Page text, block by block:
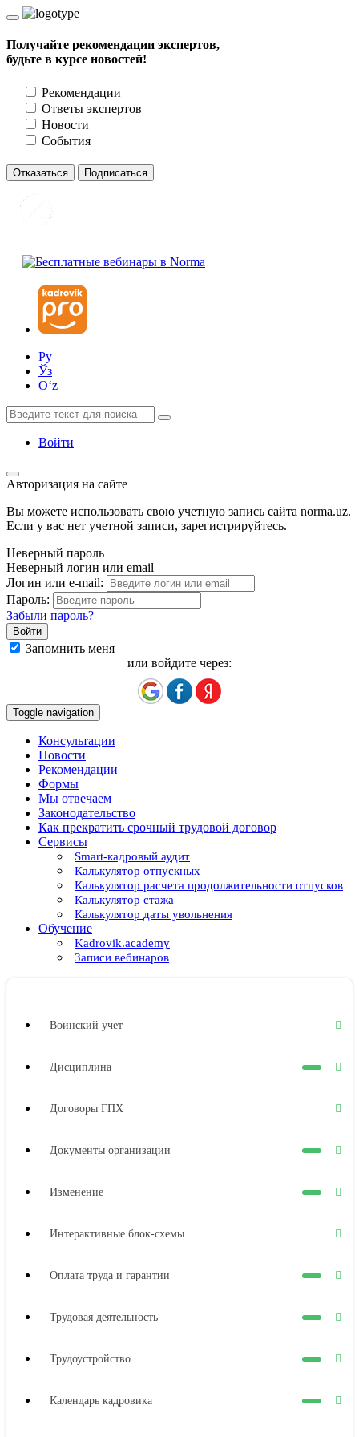
Получайте рекомендации экспертов,
будьте в курсе новостей!
Рекомендации
Ответы экспертов
Новости
События
Отказаться Подписаться
Ру
Ўз
Oʻz
Войти
Авторизация на сайте
Вы можете использовать свою учетную запись сайта norma.uz.
Если у вас нет учетной записи, зарегистрируйтесь.
Неверный пароль
Неверный логин или email
Логин или e-mail:
Пароль:
Забыли пароль?
Запомнить меня
или войдите через:
Toggle navigation
Консультации
Новости
Рекомендации
Формы
Мы отвечаем
Законодательство
Как прекратить срочный трудовой договор
Сервисы
Smart-кадровый аудит
Калькулятор отпускных
Калькулятор расчета продолжительности отпусков
Калькулятор стажа
Калькулятор даты увольнения
Обучение
Kadrovik.academy
Записи вебинаров
Воинский учет
Дисциплина
Договоры ГПХ
Документы организации
Изменение
Интерактивные блок-схемы
Оплата труда и гарантии
Трудовая деятельность
Трудоустройство
Календарь кадровика